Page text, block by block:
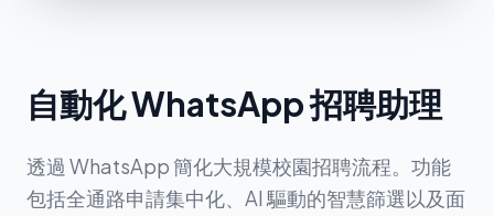
自動化 WhatsApp 招聘助理
透過 WhatsApp 簡化大規模校園招聘流程。功能
包括全通路申請集中化、AI 驅動的智慧篩選以及面